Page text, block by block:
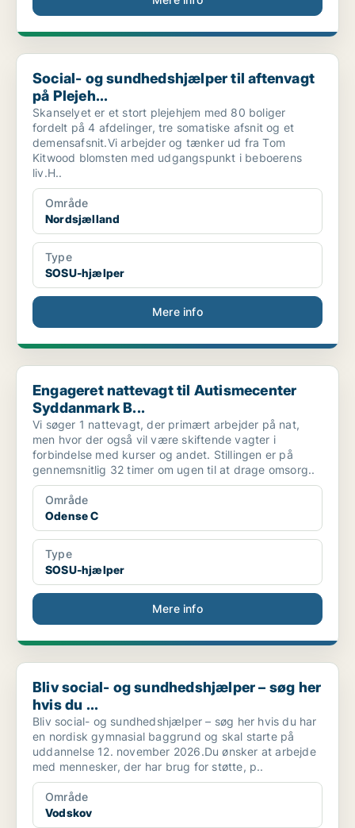
Social- og sundhedshjælper til aftenvagt på Plejeh...
Social- og sundhedshjælper til aftenvagt
på Plejeh...
Skanselyet er et stort plejehjem med 80 boliger
fordelt på 4 afdelinger, tre somatiske afsnit og et
demensafsnit.Vi arbejder og tænker ud fra Tom
Kitwood blomsten med udgangspunkt i beboerens
liv.H..
Område
Nordsjælland
Type
SOSU-hjælper
Mere info
Engageret nattevagt til Autismecenter Syddanmark B...
Engageret nattevagt til Autismecenter
Syddanmark B...
Vi søger 1 nattevagt, der primært arbejder på nat,
men hvor der også vil være skiftende vagter i
forbindelse med kurser og andet. Stillingen er på
gennemsnitlig 32 timer om ugen til at drage omsorg..
Område
Odense C
Type
SOSU-hjælper
Mere info
Bliv social- og sundhedshjælper – søg her hvis du ...
Bliv social- og sundhedshjælper – søg her
hvis du ...
Bliv social- og sundhedshjælper – søg her hvis du har
en nordisk gymnasial baggrund og skal starte på
uddannelse 12. november 2026.Du ønsker at arbejde
med mennesker, der har brug for støtte, p..
Område
Vodskov